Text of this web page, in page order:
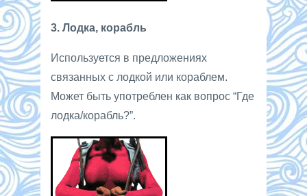
3. Лодка, корабль
Используется в предложениях
связанных с лодкой или кораблем.
Может быть употреблен как вопрос “Где
лодка/корабль?”.